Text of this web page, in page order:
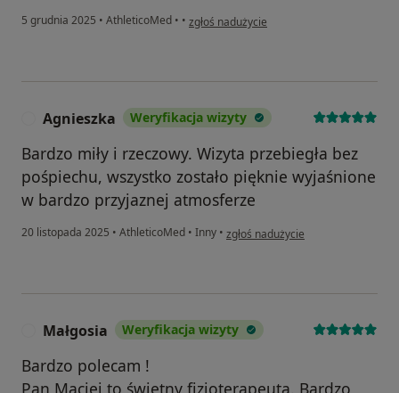
5 grudnia 2025 • AthleticoMed • • w opinii użytkownika Kinga
zgłoś nadużycie
Agnieszka Weryfikacja wizyty
Bardzo miły i rzeczowy. Wizyta przebiegła bez
pośpiechu, wszystko zostało pięknie wyjaśnione
w bardzo przyjaznej atmosferze
20 listopada 2025 • AthleticoMed • Inny • w opinii użytkownika Agnieszka
zgłoś nadużycie
Małgosia Weryfikacja wizyty
Bardzo polecam !
Pan Maciej to świetny fizjoterapeuta. Bardzo